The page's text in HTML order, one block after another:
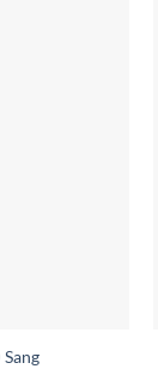
Trọng AD 27233